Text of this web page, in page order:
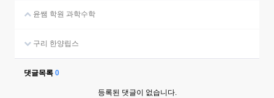
윤쌤 학원 과학수학
구리 한양립스
댓글목록 0
등록된 댓글이 없습니다.